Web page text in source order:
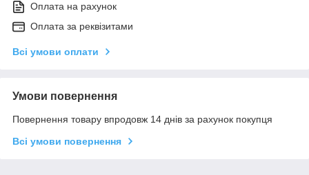
Оплата на рахунок
Оплата за реквізитами
Всі умови оплати
Умови повернення
Повернення товару впродовж 14 днів за рахунок покупця
Всі умови повернення